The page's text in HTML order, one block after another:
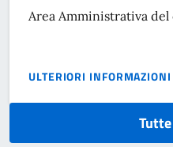
Area Amministrativa
ULTERIORI INFORMAZIONI
AREA AMMINISTRATIVA}